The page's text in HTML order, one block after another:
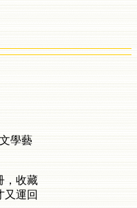
學藝
，收藏
又運回